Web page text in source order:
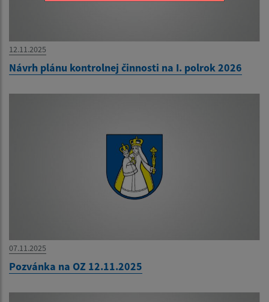
12.11.2025
Návrh plánu kontrolnej činnosti na I. polrok 2026
07.11.2025
Pozvánka na OZ 12.11.2025